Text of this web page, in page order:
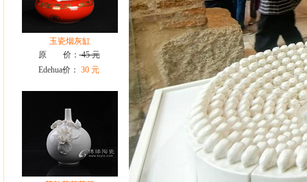
玉瓷烟灰缸
原 价：45 元
Edehua价： 30 元